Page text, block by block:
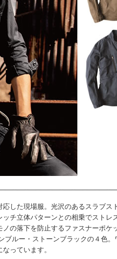
した現場服。光沢のあるスラブス
チ立体パターンとの相乗でストレ
の落下を防止するファスナーポケ
ルー・ストーンブラックの４色。
っています。